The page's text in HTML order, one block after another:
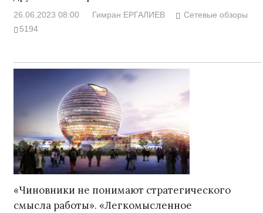
26.06.2023 08:00 Гимран ЕРГАЛИЕВ
Сетевые обзоры
5194
«Чиновники не понимают стратегического
смысла работы». «Легкомысленное